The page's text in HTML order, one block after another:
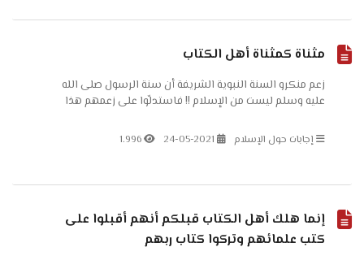
مثناة كمثناة أهل الكتاب
زعم منكرو السنة النبوية الشريفة أن سنة الرسول صلى الله
عليه وسلم ليست من الإسلام !! فاستدلّوا على زعمهم هذا
في الكتب التي تنقل...
إجابات حول الإسلام 24-05-2021
1.996
إنما هلك أهل الكتاب قبلكم أنهم أقبلوا على
كتب علمائهم وتركوا كتاب ربهم